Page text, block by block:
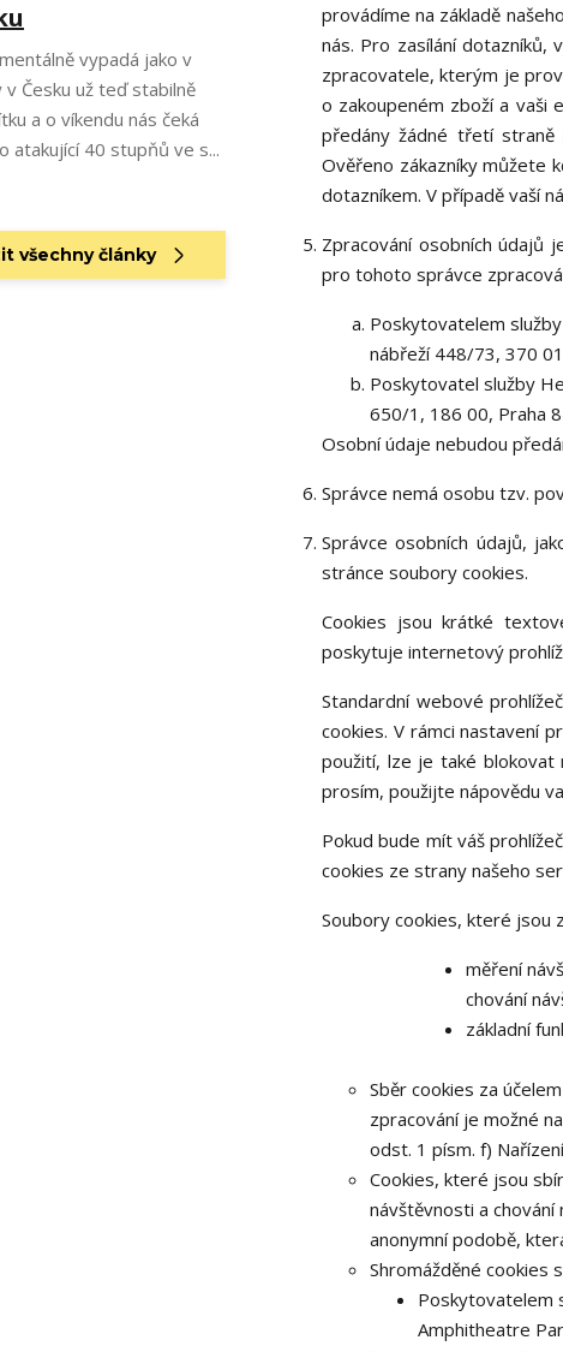
vypadá jako v
Česku už teď stabilně
a o víkendu nás čeká
atakující 40 stupňů ve s...
všechny články
provádíme na základě
nás. Pro zasílání dotazníků,
zpracovatele, kterým je
o zakoupeném zboží a vaši
předány žádné třetí straně
Ověřeno zákazníky můžete
dotazníkem. V případě vaší
Zpracování osobních údajů
pro tohoto správce
Poskytovatelem
nábřeží 448/73, 370
Poskytovatel služby
650/1, 186 00, Praha
Osobní údaje nebudou
Správce nemá osobu tzv.
Správce osobních údajů,
stránce soubory cookies.
Cookies jsou krátké
poskytuje internetový
Standardní webové
cookies. V rámci nastavení
použití, lze je také
prosím, použijte nápovědu
Pokud bude mít váš
cookies ze strany našeho
Soubory cookies, které jsou
měření
chování
základní
Sběr cookies za
zpracování je možné
odst. 1 písm. f)
Cookies, které jsou
návštěvnosti a
anonymní podobě,
Shromážděné cookies
Poskytovatelem
Amphitheatre